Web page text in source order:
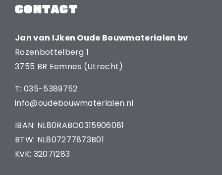
CONTACT
Jan van IJken Oude Bouwmaterialen bv
Rozenbottelberg 1
3755 BR Eemnes (Utrecht)
T: 035-5389752
info@oudebouwmaterialen.nl
IBAN: NL80RABO0315906081
BTW: NL807277873B01
KvK: 32071283